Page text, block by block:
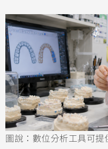
圖說：數位分析工具可